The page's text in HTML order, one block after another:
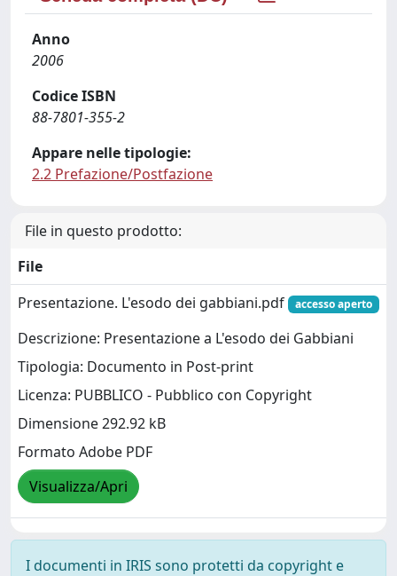
Anno
2006
Codice ISBN
88-7801-355-2
Appare nelle tipologie:
2.2 Prefazione/Postfazione
File in questo prodotto:
File
Presentazione. L'esodo dei gabbiani.pdf
accesso aperto
Descrizione: Presentazione a L'esodo dei Gabbiani
Tipologia: Documento in Post-print
Licenza: PUBBLICO - Pubblico con Copyright
Dimensione 292.92 kB
Formato Adobe PDF
Visualizza/Apri
I documenti in IRIS sono protetti da copyright e